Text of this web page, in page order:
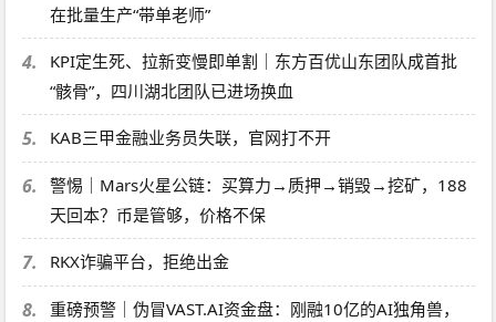
在批量生产“带单老师”
4.
KPI定生死、拉新变慢即单割｜东方百优山东团队成首批
“骸骨”，四川湖北团队已进场换血
5. KAB三甲金融业务员失联，官网打不开
6.
警惕｜Mars火星公链：买算力→质押→销毁→挖矿，188
天回本？币是管够，价格不保
7. RKX诈骗平台，拒绝出金
8.
重磅预警｜伪冒VAST.AI资金盘：刚融10亿的AI独角兽，